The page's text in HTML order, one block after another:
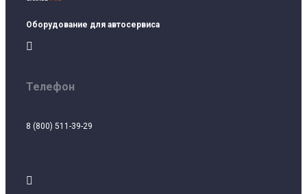
Оборудование для автосервиса

Телефон
8 (800) 511-39-29
